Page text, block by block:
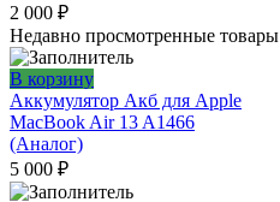
2 000 ₽
Недавно просмотренные товары
В корзину
Аккумулятор Акб для Apple
MacBook Air 13 A1466
(Аналог)
5 000 ₽